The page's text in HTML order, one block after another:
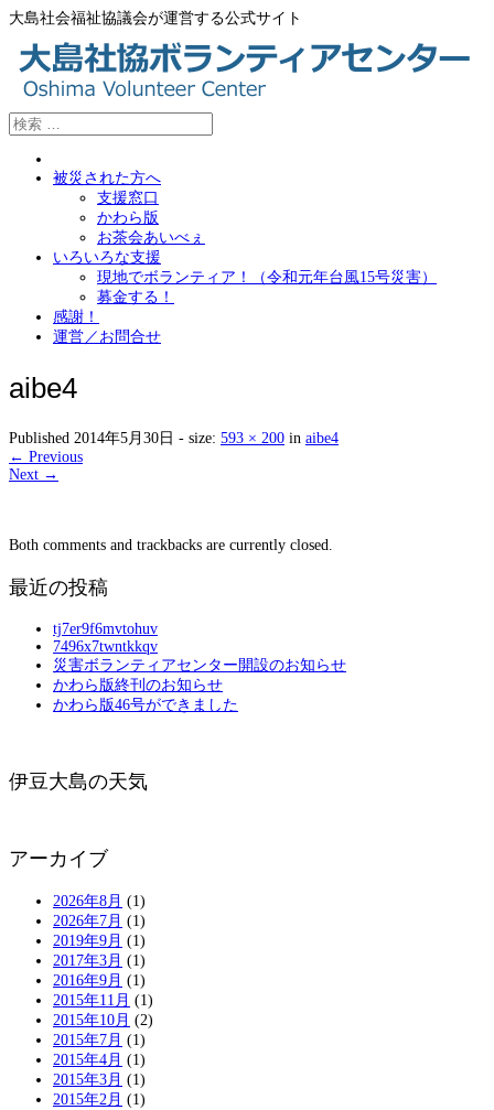
大島社会福祉協議会が運営する公式サイト
被災された方へ
支援窓口
かわら版
お茶会あいべぇ
いろいろな支援
現地でボランティア！（令和元年台風15号災害）
募金する！
感謝！
運営／お問合せ
aibe4
Published 2014年5月30日 - size: 593 × 200 in aibe4
← Previous
Next →
Both comments and trackbacks are currently closed.
最近の投稿
tj7er9f6mvtohuv
7496x7twntkkqv
災害ボランティアセンター開設のお知らせ
かわら版終刊のお知らせ
かわら版46号ができました
伊豆大島の天気
アーカイブ
2026年8月 (1)
2026年7月 (1)
2019年9月 (1)
2017年3月 (1)
2016年9月 (1)
2015年11月 (1)
2015年10月 (2)
2015年7月 (1)
2015年4月 (1)
2015年3月 (1)
2015年2月 (1)